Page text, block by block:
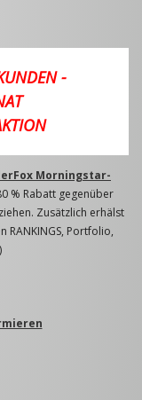
-
Morningstar-
% Rabatt gegenüber
Zusätzlich erhälst
RANKINGS, Portfolio,